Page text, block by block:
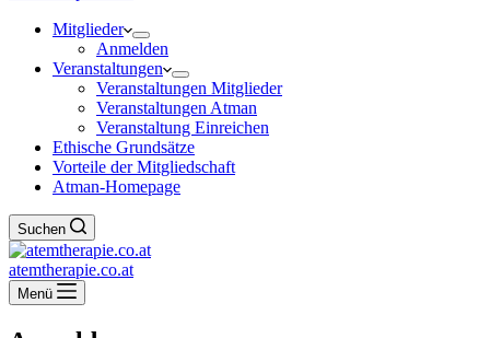
Mitglieder
Anmelden
Veranstaltungen
Veranstaltungen Mitglieder
Veranstaltungen Atman
Veranstaltung Einreichen
Ethische Grundsätze
Vorteile der Mitgliedschaft
Atman-Homepage
Suchen
atemtherapie.co.at
Menü